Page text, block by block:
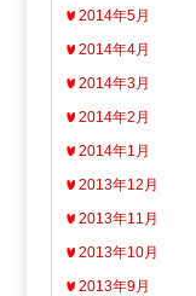
2014年5月
2014年4月
2014年3月
2014年2月
2014年1月
2013年12月
2013年11月
2013年10月
2013年9月